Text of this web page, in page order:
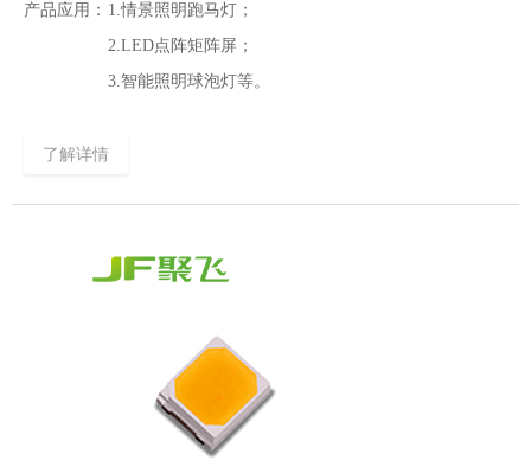
产品应用： 1.情景照明跑马灯；
2.LED点阵矩阵屏；
3.智能照明球泡灯等。
了解详情